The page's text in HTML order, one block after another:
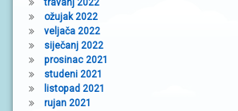
travanj 2022
ožujak 2022
veljača 2022
siječanj 2022
prosinac 2021
studeni 2021
listopad 2021
rujan 2021